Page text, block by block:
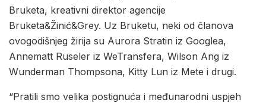
Bruketa, kreativni direktor agencije
Bruketa&Žinić&Grey. Uz Bruketu, neki od članova
ovogodišnjeg žirija su Aurora Stratin iz Googlea,
Annematt Ruseler iz WeTransfera, Wilson Ang iz
Wunderman Thompsona, Kitty Lun iz Mete i drugi.
“Pratili smo velika postignuća i međunarodni uspjeh